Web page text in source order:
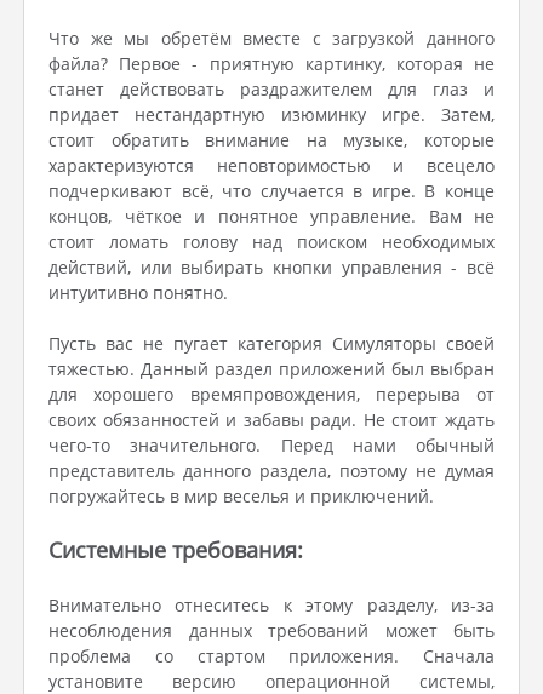
Что же мы обретём вместе с загрузкой данного
файла? Первое - приятную картинку, которая не
станет действовать раздражителем для глаз и
придает нестандартную изюминку игре. Затем,
стоит обратить внимание на музыке, которые
характеризуются неповторимостью и всецело
подчеркивают всё, что случается в игре. В конце
концов, чёткое и понятное управление. Вам не
стоит ломать голову над поиском необходимых
действий, или выбирать кнопки управления - всё
интуитивно понятно.
Пусть вас не пугает категория Симуляторы своей
тяжестью. Данный раздел приложений был выбран
для хорошего времяпровождения, перерыва от
своих обязанностей и забавы ради. Не стоит ждать
чего-то значительного. Перед нами обычный
представитель данного раздела, поэтому не думая
погружайтесь в мир веселья и приключений.
Системные требования:
Внимательно отнеситесь к этому разделу, из-за
несоблюдения данных требований может быть
проблема со стартом приложения. Сначала
установите версию операционной системы,